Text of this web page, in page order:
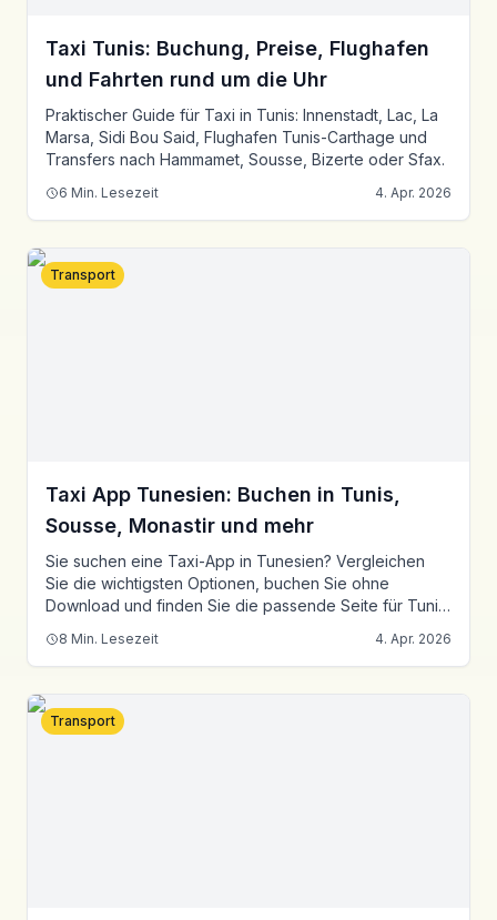
Taxi Tunis: Buchung, Preise, Flughafen
und Fahrten rund um die Uhr
Praktischer Guide für Taxi in Tunis: Innenstadt, Lac, La
Marsa, Sidi Bou Said, Flughafen Tunis-Carthage und
Transfers nach Hammamet, Sousse, Bizerte oder Sfax.
6 Min. Lesezeit 4. Apr. 2026
Transport
Taxi App Tunesien: Buchen in Tunis,
Sousse, Monastir und mehr
Sie suchen eine Taxi-App in Tunesien? Vergleichen
Sie die wichtigsten Optionen, buchen Sie ohne
Download und finden Sie die passende Seite für Tunis,
8 Min. Lesezeit 4. Apr. 2026
Transport